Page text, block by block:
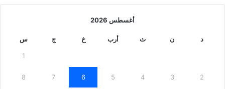
أغسطس 2026
د ن ث أرب خ ج س
1
2
3
4
5
6
7
8